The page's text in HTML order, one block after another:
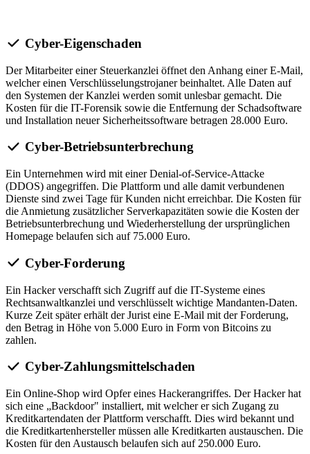
Cyber-Eigenschaden
Der Mitarbeiter einer Steuerkanzlei öffnet den Anhang einer E-Mail,
welcher einen Verschlüsselungstrojaner beinhaltet. Alle Daten auf
den Systemen der Kanzlei werden somit unlesbar gemacht. Die
Kosten für die IT-Forensik sowie die Entfernung der Schadsoftware
und Installation neuer Sicherheitssoftware betragen 28.000 Euro.
Cyber-Betriebsunterbrechung
Ein Unternehmen wird mit einer Denial-of-Service-Attacke
(DDOS) angegriffen. Die Plattform und alle damit verbundenen
Dienste sind zwei Tage für Kunden nicht erreichbar. Die Kosten für
die Anmietung zusätzlicher Serverkapazitäten sowie die Kosten der
Betriebsunterbrechung und Wiederherstellung der ursprünglichen
Homepage belaufen sich auf 75.000 Euro.
Cyber-Forderung
Ein Hacker verschafft sich Zugriff auf die IT-Systeme eines
Rechtsanwaltkanzlei und verschlüsselt wichtige Mandanten-Daten.
Kurze Zeit später erhält der Jurist eine E-Mail mit der Forderung,
den Betrag in Höhe von 5.000 Euro in Form von Bitcoins zu
zahlen.
Cyber-Zahlungsmittelschaden
Ein Online-Shop wird Opfer eines Hackerangriffes. Der Hacker hat
sich eine „Backdoor" installiert, mit welcher er sich Zugang zu
Kreditkartendaten der Plattform verschafft. Dies wird bekannt und
die Kreditkartenhersteller müssen alle Kreditkarten austauschen. Die
Kosten für den Austausch belaufen sich auf 250.000 Euro.